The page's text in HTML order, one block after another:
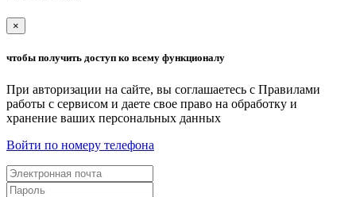
×
чтобы получить доступ ко всему функционалу
При авторизации на сайте, вы соглашаетесь с Правилами
работы с сервисом и даете свое право на обработку и
хранение ваших персональных данных
Войти по номеру телефона